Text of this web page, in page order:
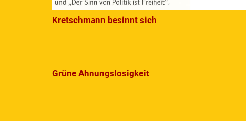
Kretschmann besinnt sich
Grüne Ahnungslosigkeit